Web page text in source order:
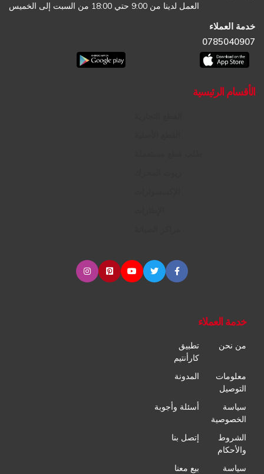
العمل لدينا من 9:00 حتي 18:00 من السبت إلى الخميس
خدمة العملاء
0785040907
الأقسام الرئيسية
خدمة العملاء
من نحن
تطبيق
كارأنتيم
معلومات
التوصيل
المدونة
سياسة
الخصوصية
أسئلة وأجوبة
الشروط
والأحكام
إتصل بنا
سياسة بيع معنا